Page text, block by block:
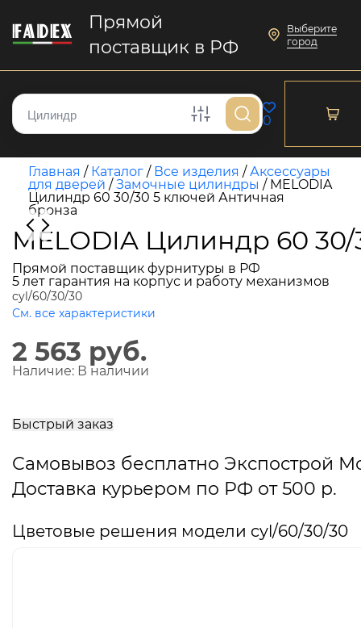
Прямой
поставщик в РФ
Выберите
город
0
Главная / Каталог / Все изделия /Аксессуары
для дверей /Замочные цилиндры / MELODIA
Цилиндр 60 30/30 5 ключей Античная
бронза
MELODIA Цилиндр 60
Прямой поставщик фурнитуры в РФ
5 лет гарантия на корпус и работу механизмов
cyl/60/30/30
См. все характеристики
2 563 руб.
Наличие: В наличии
Быстрый заказ
Самовывоз бесплатно Экспострой
Доставка курьером по РФ от 500 р.
Цветовые решения модели cyl/60/30/30